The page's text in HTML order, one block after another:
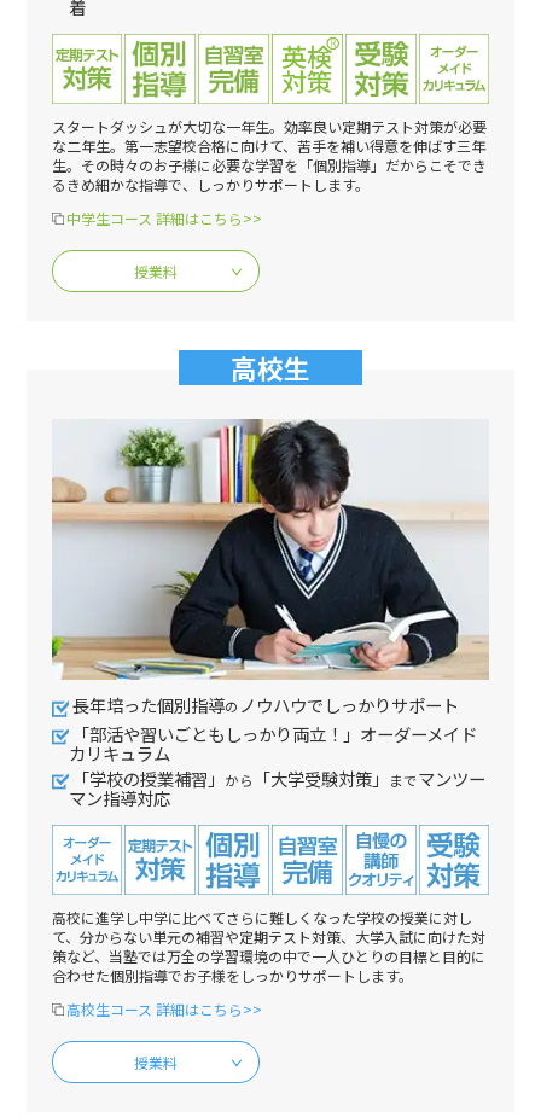
着
スタートダッシュが大切な一年生。効率良い定期テスト対策が必要
な二年生。第一志望校合格に向けて、苦手を補い得意を伸ばす三年
生。その時々のお子様に必要な学習を「個別指導」だからこそでき
るきめ細かな指導で、しっかりサポートします。
中学生コース 詳細はこちら>>
授業料
高校生
長年培った個別指導の ノウハウでしっかりサポート
「部活や習いごともしっかり両立！」オーダーメイド
カリキュラム
「学校の授業補習」
から 「大学受験対策」 までマンツー
マン指導対応
高校に進学し中学に比べてさらに難しくなった学校の授業に対し
て、分からない単元の補習や定期テスト対策、大学入試に向けた対
策など、当塾では万全の学習環境の中で一人ひとりの目標と目的に
合わせた個別指導でお子様をしっかりサポートします。
高校生コース 詳細はこちら>>
授業料